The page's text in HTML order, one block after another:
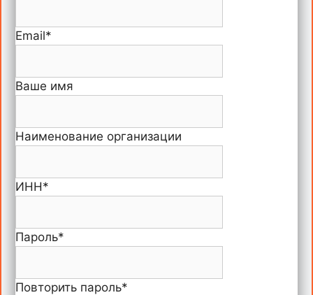
Email*
Ваше имя
Наименование организации
ИНН*
Пароль*
Повторить пароль*